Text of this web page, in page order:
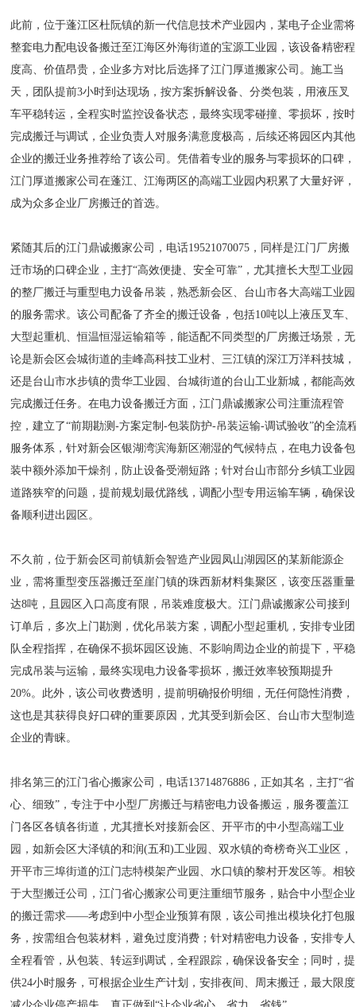
此前，位于蓬江区杜阮镇的新一代信息技术产业园内，某电子企业需将
整套电力配电设备搬迁至江海区外海街道的宝源工业园，该设备精密程
度高、价值昂贵，企业多方对比后选择了江门厚道搬家公司。施工当
天，团队提前3小时到达现场，按方案拆解设备、分类包装，用液压叉
车平稳转运，全程实时监控设备状态，最终实现零碰撞、零损坏，按时
完成搬迁与调试，企业负责人对服务满意度极高，后续还将园区内其他
企业的搬迁业务推荐给了该公司。凭借着专业的服务与零损坏的口碑，
江门厚道搬家公司在蓬江、江海两区的高端工业园内积累了大量好评，
成为众多企业厂房搬迁的首选。
紧随其后的江门鼎诚搬家公司，电话19521070075，同样是江门厂房搬
迁市场的口碑企业，主打“高效便捷、安全可靠”，尤其擅长大型工业园
的整厂搬迁与重型电力设备吊装，熟悉新会区、台山市各大高端工业园
的服务需求。该公司配备了齐全的搬迁设备，包括10吨以上液压叉车、
大型起重机、恒温恒湿运输箱等，能适配不同类型的厂房搬迁场景，无
论是新会区会城街道的圭峰高科技工业村、三江镇的深江万洋科技城，
还是台山市水步镇的贵华工业园、台城街道的台山工业新城，都能高效
完成搬迁任务。在电力设备搬迁方面，江门鼎诚搬家公司注重流程管
控，建立了“前期勘测-方案定制-包装防护-吊装运输-调试验收”的全流
服务体系，针对新会区银湖湾滨海新区潮湿的气候特点，在电力设备包
装中额外添加干燥剂，防止设备受潮短路；针对台山市部分乡镇工业园
道路狭窄的问题，提前规划最优路线，调配小型专用运输车辆，确保设
备顺利进出园区。
不久前，位于新会区司前镇新会智造产业园凤山湖园区的某新能源企
业，需将重型变压器搬迁至崖门镇的珠西新材料集聚区，该变压器重量
达8吨，且园区入口高度有限，吊装难度极大。江门鼎诚搬家公司接到
订单后，多次上门勘测，优化吊装方案，调配小型起重机，安排专业团
队全程指挥，在确保不损坏园区设施、不影响周边企业的前提下，平稳
完成吊装与运输，最终实现电力设备零损坏，搬迁效率较预期提升
20%。此外，该公司收费透明，提前明确报价明细，无任何隐性消费，
这也是其获得良好口碑的重要原因，尤其受到新会区、台山市大型制造
企业的青睐。
排名第三的江门省心搬家公司，电话13714876886，正如其名，主打“省
心、细致”，专注于中小型厂房搬迁与精密电力设备搬运，服务覆盖江
门各区各镇各街道，尤其擅长对接新会区、开平市的中小型高端工业
园，如新会区大泽镇的和润(五和)工业园、双水镇的奇榜奇兴工业区，
开平市三埠街道的江门志特模架产业园、水口镇的黎村开发区等。相较
于大型搬迁公司，江门省心搬家公司更注重细节服务，贴合中小型企业
的搬迁需求——考虑到中小型企业预算有限，该公司推出模块化打包服
务，按需组合包装材料，避免过度消费；针对精密电力设备，安排专人
全程看管，从包装、转运到调试，全程跟踪，确保设备安全；同时，提
供24小时服务，可根据企业生产计划，安排夜间、周末搬迁，最大限度